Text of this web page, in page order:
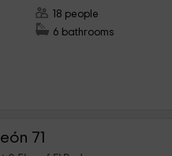
18 people
6 bathrooms
71